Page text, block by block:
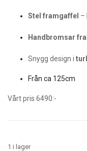
Stel framgaffel –
Handbromsar
Snygg design i
Från ca 125cm
Vårt pris 6490:-
1 i lager